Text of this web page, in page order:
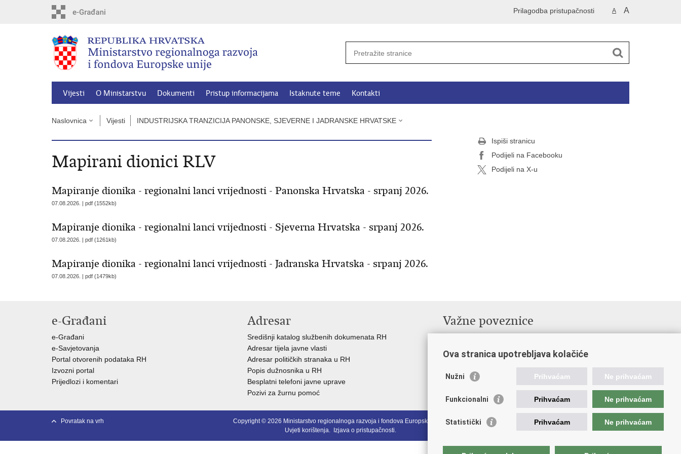
A A
Prilagodba pristupačnosti
Vijesti O Ministarstvu Dokumenti Pristup informacijama Istaknute teme Kontakti
Naslovnica Vijesti INDUSTRIJSKA TRANZICIJA PANONSKE, SJEVERNE I JADRANSKE HRVATSKE
Mapirani dionici RLV
Mapiranje dionika - regionalni lanci vrijednosti - Panonska Hrvatska - srpanj 2026.
07.08.2026. | pdf (1552kb)
Mapiranje dionika - regionalni lanci vrijednosti - Sjeverna Hrvatska - srpanj 2026.
07.08.2026. | pdf (1261kb)
Mapiranje dionika - regionalni lanci vrijednosti - Jadranska Hrvatska - srpanj 2026.
07.08.2026. | pdf (1479kb)
Ispiši stranicu
Podijeli na Facebooku
Podijeli na X-u
e-Građani
e-Građani
e-Savjetovanja
Portal otvorenih podataka RH
Izvozni portal
Prijedlozi i komentari
Adresar
Središnji katalog službenih dokumenata RH
Adresar tijela javne vlasti
Adresar političkih stranaka u RH
Popis dužnosnika u RH
Besplatni telefoni javne uprave
Pozivi za žurnu pomoć
Važne poveznice
Središnja agencija za financiranje i ugovaranje
Predstavništvo Europske komisije u Hrvatskoj
Europska komisija
Europski parlament
Povratak na vrh
Copyright © 2026 Ministarstvo regionalnoga razvoja i fondova Europske unije.
Uvjeti korištenja. Izjava o pristupačnosti.
Ova stranica upotrebljava kolačiće
Nužni Prihvaćam Ne prihvaćam
Funkcionalni Prihvaćam Ne prihvaćam
Statistički Prihvaćam Ne prihvaćam